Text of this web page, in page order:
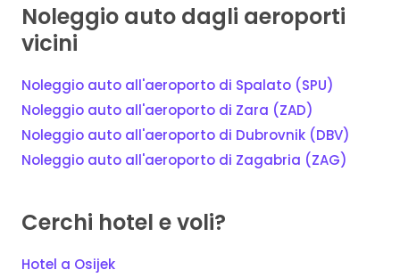
Noleggio auto dagli aeroporti
vicini
Noleggio auto all'aeroporto di Spalato (SPU)
Noleggio auto all'aeroporto di Zara (ZAD)
Noleggio auto all'aeroporto di Dubrovnik (DBV)
Noleggio auto all'aeroporto di Zagabria (ZAG)
Cerchi hotel e voli?
Hotel a Osijek